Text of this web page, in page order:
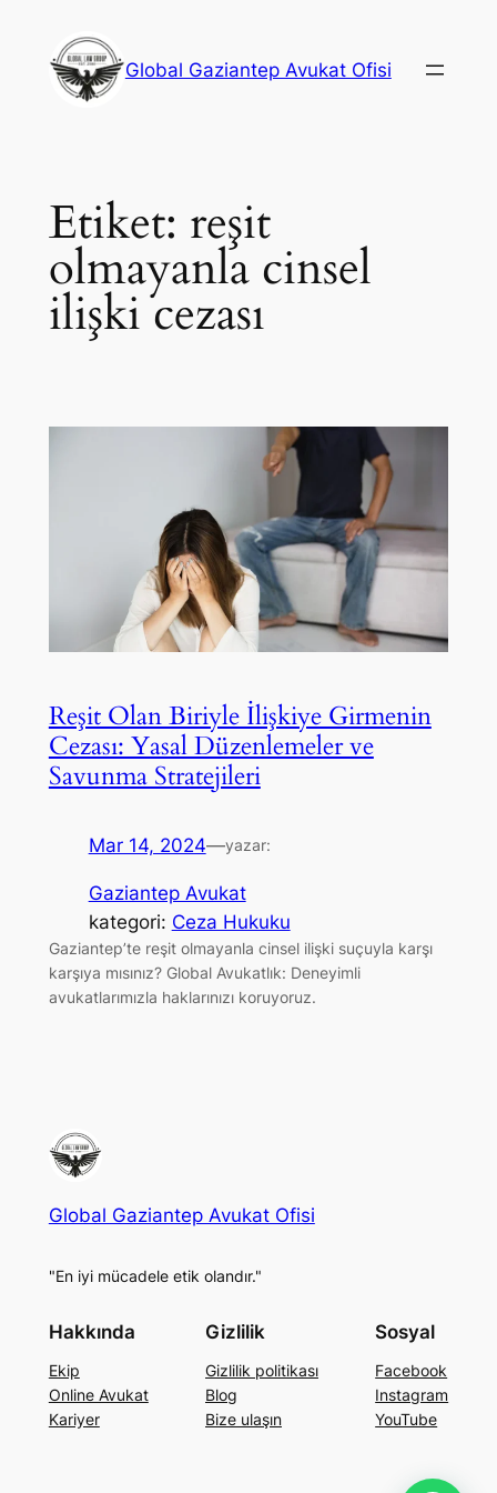
Global Gaziantep Avukat Ofisi
Etiket: reşit
olmayanla cinsel
ilişki cezası
Reşit Olan Biriyle İlişkiye Girmenin
Cezası: Yasal Düzenlemeler ve
Savunma Stratejileri
Mar 14, 2024—yazar:
Gaziantep Avukat
kategori: Ceza Hukuku
Gaziantep’te reşit olmayanla cinsel ilişki suçuyla karşı
karşıya mısınız? Global Avukatlık: Deneyimli
avukatlarımızla haklarınızı koruyoruz.
Global Gaziantep Avukat Ofisi
"En iyi mücadele etik olandır."
Hakkında
Ekip
Online Avukat
Kariyer
Gizlilik
Gizlilik politikası
Blog
Bize ulaşın
Sosyal
Facebook
Instagram
YouTube